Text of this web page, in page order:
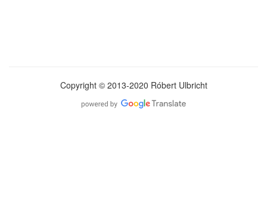
Copyright © 2013-2020 Róbert Ulbricht